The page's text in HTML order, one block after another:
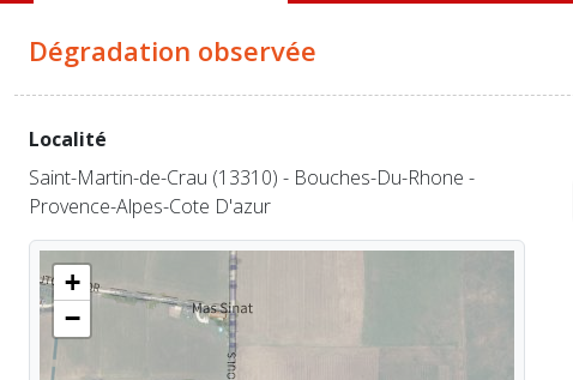
Dégradation observée
Localité
Saint-Martin-de-Crau (13310) - Bouches-Du-Rhone -
Provence-Alpes-Cote D'azur
+
−